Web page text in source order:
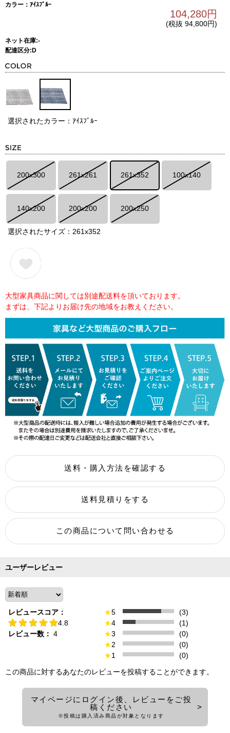
カラー：ｱｲｽﾌﾞﾙｰ
104,280円
(税抜 94,800円)
ネット在庫:-
配達区分:D
選択されたカラー：ｱｲｽﾌﾞﾙｰ
200x300 261x261 261x352 100x140
140x200 200x200 200x250
選択されたサイズ：261x352
大型家具商品に関しては別途配送料を頂いております。
まずは、下記よりお届け先の地域をお教えください。
ユーザーレビュー
レビュースコア：
4.8
レビュー数： 4
★5
(3)
★4
(1)
★3
(0)
★2
(0)
★1
(0)
この商品に対するあなたのレビューを投稿することができます。
マイページにログイン後、レビューをご投
稿ください
※投稿は購入済み商品が対象となります